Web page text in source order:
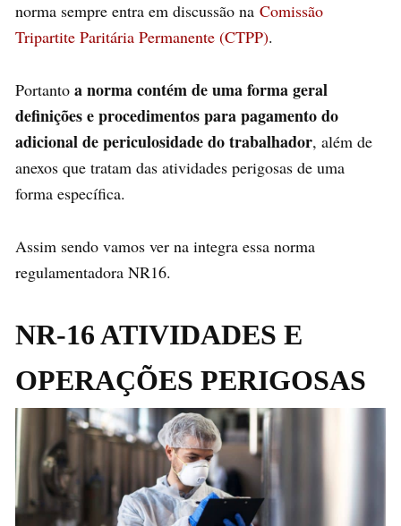
norma sempre entra em discussão na Comissão
Tripartite Paritária Permanente (CTPP).
Portanto a norma contém de uma forma geral
definições e procedimentos para pagamento do
adicional de periculosidade do trabalhador, além de
anexos que tratam das atividades perigosas de uma
forma específica.
Assim sendo vamos ver na integra essa norma
regulamentadora NR16.
NR-16 ATIVIDADES E
OPERAÇÕES PERIGOSAS